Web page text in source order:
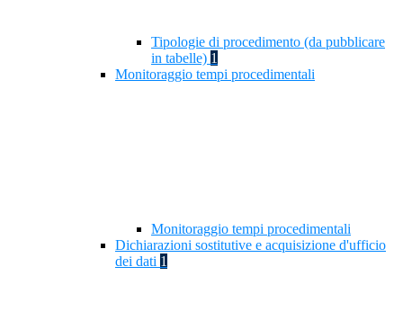
Tipologie di procedimento (da pubblicare
in tabelle) 1
Monitoraggio tempi procedimentali
Monitoraggio tempi procedimentali
Dichiarazioni sostitutive e acquisizione d'ufficio
dei dati 1